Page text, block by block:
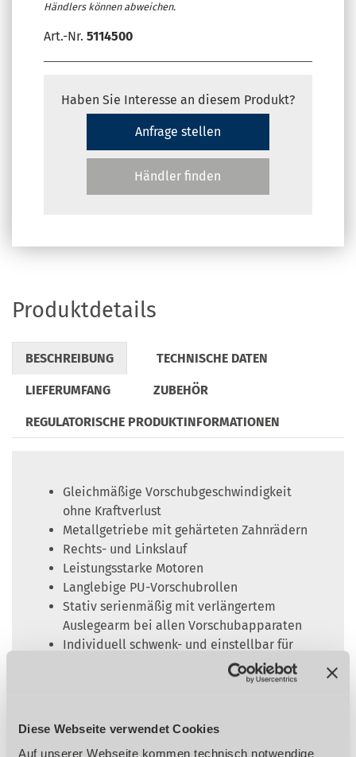
Diese Webseite verwendet Cookies
Auf unserer Webseite kommen technisch notwendige
Händlers können abweichen.
Art.-Nr. 5114500
Haben Sie Interesse an diesem Produkt?
Anfrage stellen
Händler finden
Produktdetails
BESCHREIBUNG TECHNISCHE DATEN
LIEFERUMFANG ZUBEHÖR
REGULATORISCHE PRODUKTINFORMATIONEN
Gleichmäßige Vorschubgeschwindigkeit
ohne Kraftverlust
Metallgetriebe mit gehärteten Zahnrädern
Rechts- und Linkslauf
Leistungsstarke Motoren
Langlebige PU-Vorschubrollen
Stativ serienmäßig mit verlängertem
Auslegearm bei allen Vorschubapparaten
Individuell schwenk- und einstellbar für
horizontalen und vertikalen Einsatz
Ausstattungsdetails